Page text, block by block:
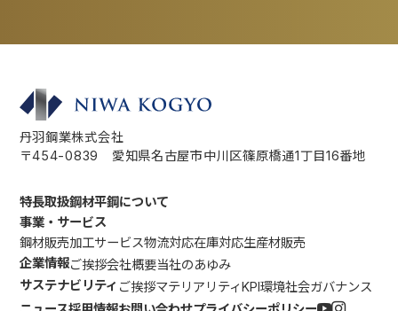
丹羽鋼業株式会社
〒454-0839 愛知県名古屋市中川区篠原橋通1丁目16番地
特長取扱鋼材平鋼について
事業・サービス
鋼材販売加工サービス物流対応在庫対応生産材販売
企業情報ご挨拶会社概要当社のあゆみ
サステナビリティ ご挨拶マテリアリティKPI環境社会ガバナンス